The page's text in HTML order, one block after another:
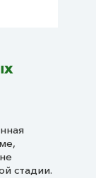
стадии.